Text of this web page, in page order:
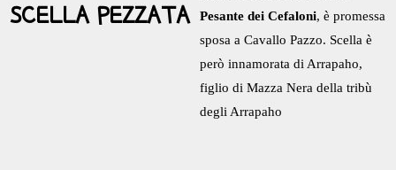
SCELLA PEZZATA
Pesante dei Cefaloni, è promessa
sposa a Cavallo Pazzo. Scella è
però innamorata di Arrapaho,
figlio di Mazza Nera della tribù
degli Arrapaho